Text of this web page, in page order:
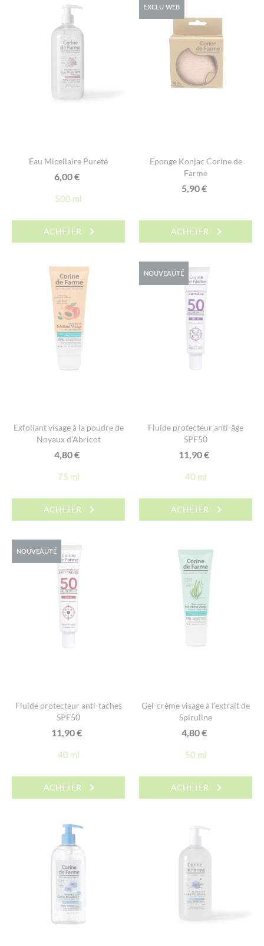
Eau Micellaire Pureté
6,00€
500 ml
ACHETER
EXCLU WEB
Eponge Konjac Corine de
Farme
5,90€
ACHETER
Exfoliant visage à la poudre de
Noyaux d’Abricot
4,80€
75 ml
ACHETER
NOUVEAUTÉ
Fluide protecteur anti-âge
SPF50
11,90€
40 ml
ACHETER
NOUVEAUTÉ
Fluide protecteur anti-taches
SPF50
11,90€
40 ml
ACHETER
Gel-crème visage à l’extrait de
Spiruline
4,80€
50 ml
ACHETER